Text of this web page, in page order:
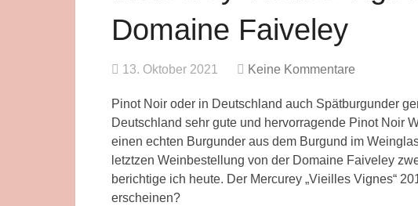
Domaine Faiveley
13. Oktober 2021 Keine Kommentare
Pinot Noir oder in Deutschland auch Spätburgunder
Deutschland sehr gute und hervorragende Pinot Noir
einen echten Burgunder aus dem Burgund im
letztzen Weinbestellung von der Domaine Faiveley
berichtige ich heute. Der Mercurey „Vieilles Vignes“
erscheinen?